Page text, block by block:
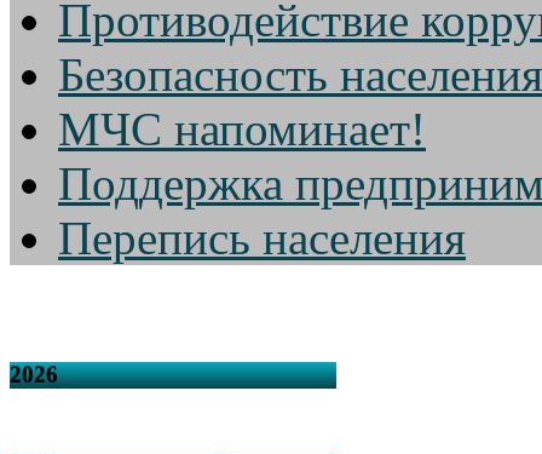
Противодействие
Безопасность населения
МЧС напоминает!
Поддержка
Перепись населения
2026